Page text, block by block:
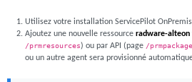
Utilisez votre installation ServicePilot
Ajoutez une nouvelle ressourceradware-alteon
/prmresources) ou par API (page /
ou un autre agent sera provisionné